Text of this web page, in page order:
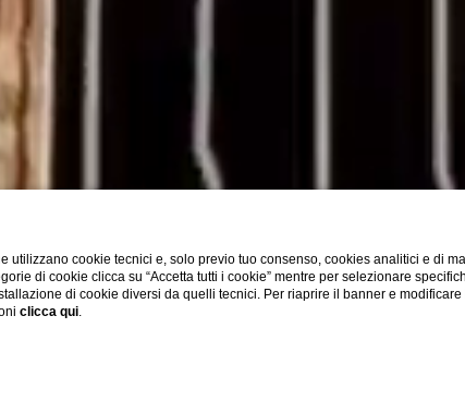
utilizzano cookie tecnici e, solo previo tuo consenso, cookies analitici e di
di cookie clicca su “Accetta tutti i cookie” mentre per selezionare
di cookie diversi da quelli tecnici. Per riaprire il banner e
clicca qui.